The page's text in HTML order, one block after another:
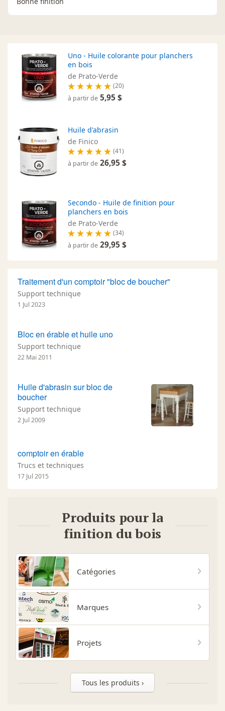
Uno - Huile colorante pour planchers
en bois
de Prato-Verde
(20)
à partir de 5,95 $
Huile d'abrasin
de Finico
(41)
à partir de 26,95 $
Secondo - Huile de finition pour
planchers en bois
de Prato-Verde
(34)
à partir de 29,95 $
Traitement d'un comptoir "bloc de boucher"
Support technique
1 Jul 2023
Bloc en érable et huile uno
Support technique
22 Mai 2011
Huile d'abrasin sur bloc de
boucher
Support technique
2 Jul 2009
comptoir en érable
Trucs et techniques
17 Jul 2015
Produits pour la
finition du bois
Catégories
Marques
Projets
Tous les produits ›